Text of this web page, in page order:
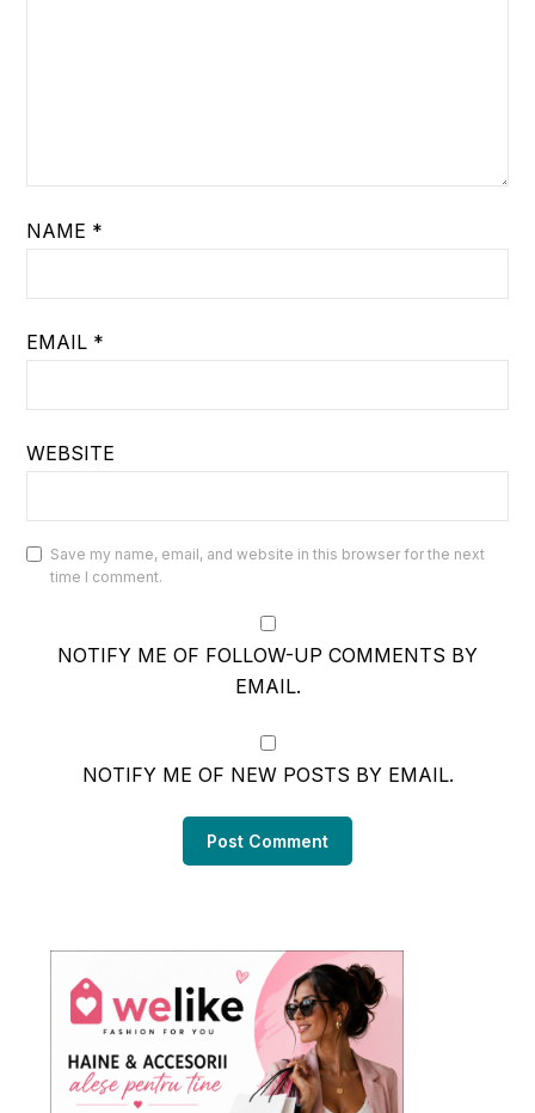
NAME *
EMAIL *
WEBSITE
Save my name, email, and website in this browser for the next
time I comment.
NOTIFY ME OF FOLLOW-UP COMMENTS BY
EMAIL.
NOTIFY ME OF NEW POSTS BY EMAIL.